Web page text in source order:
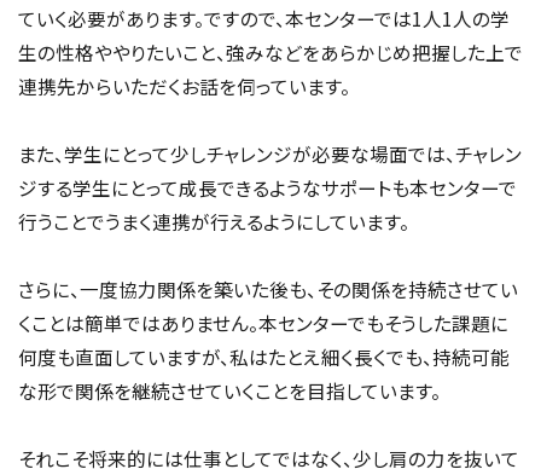
ていく必要があります。ですので、本センターでは1人1人の学
生の性格ややりたいこと、強みなどをあらかじめ把握した上で
連携先からいただくお話を伺っています。
また、学生にとって少しチャレンジが必要な場面では、チャレン
ジする学生にとって成長できるようなサポートも本センターで
行うことでうまく連携が行えるようにしています。
さらに、一度協力関係を築いた後も、その関係を持続させてい
くことは簡単ではありません。本センターでもそうした課題に
何度も直面していますが、私はたとえ細く長くでも、持続可能
な形で関係を継続させていくことを目指しています。
それこそ将来的には仕事としてではなく、少し肩の力を抜いて